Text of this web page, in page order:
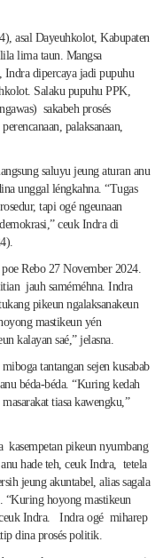
asal Dayeuhkolot, Kabupaten
lima taun. Mangsa
dipercaya jadi pupuhu
Salaku pupuhu PPK,
sakabeh prosés
palaksanaan,
saluyu jeung aturan anu
unggal léngkahna. “Tugas
tapi ogé ngeunaan
ceuk Indra di
Rebo 27 November 2024.
jauh saméméhna. Indra
pikeun ngalaksanakeun
mastikeun yén
kalayan saé,” jelasna.
tantangan sejen kusabab
béda-béda. “Kuring kedah
tiasa kawengku,”
kasempetan pikeun nyumbang
hade teh, ceuk Indra, tetela
jeung akuntabel, alias sagala
“Kuring hoyong mastikeun
ceuk Indra. Indra ogé miharep
dina prosés politik.